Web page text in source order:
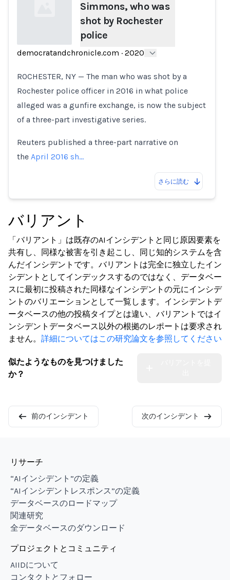
Simmons, who was
shot by Rochester
police
democratandchronicle.com · 2020
ROCHESTER, NY — The man who was shot by a
Rochester police officer in 2016 in what police
alleged was a gunfire exchange, is now the subject
of a three-part investigative series.
Reuters published a three-part narrative on
the April 2016 sh…
さらに読む
バリアント
「バリアント」は既存のAIインシデントと同じ原因要素を
共有し、同様な被害を引き起こし、同じ知的システムを含
んだインシデントです。バリアントは完全に独立したイン
シデントとしてインデックスするのではなく、データベー
スに最初に投稿された同様なインシデントの元にインシデ
ントのバリエーションとして一覧します。インシデントデ
ータベースの他の投稿タイプとは違い、バリアントではイ
ンシデントデータベース以外の根拠のレポートは要求され
ません。 詳細についてはこの研究論文を参照してください
似たようなものを見つけました
か？
前のインシデント 次のインシデント
リサーチ
“AIインシデント”の定義
“AIインシデントレスポンス”の定義
データベースのロードマップ
関連研究
全データベースのダウンロード
プロジェクトとコミュニティ
AIIDについて
コンタクトとフォロー